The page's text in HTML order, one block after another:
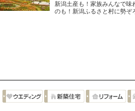
新潟土産も！家族みんなで味
のも！新潟ふるさと村に勢ぞ